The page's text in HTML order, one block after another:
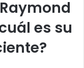
es su